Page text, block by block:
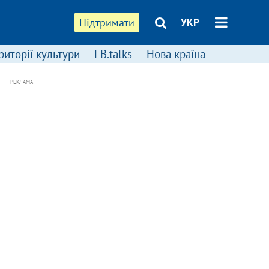
Підтримати УКР
культури LB.talks Нова країна
РЕКЛАМА